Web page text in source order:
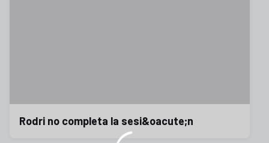
Rodri no completa la sesi&oacute;n